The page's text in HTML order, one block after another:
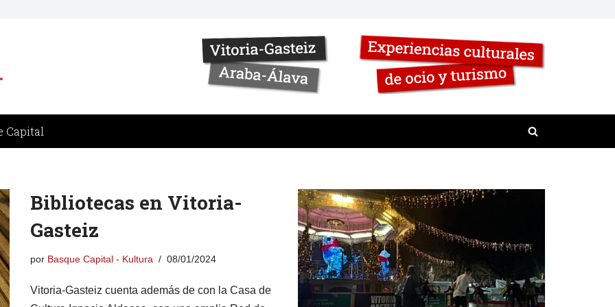
Capital
Bibliotecas en Vitoria-
Gasteiz
por Basque Capital - Kultura 08/01/2024
Vitoria-Gasteiz cuenta además de con la Casa de